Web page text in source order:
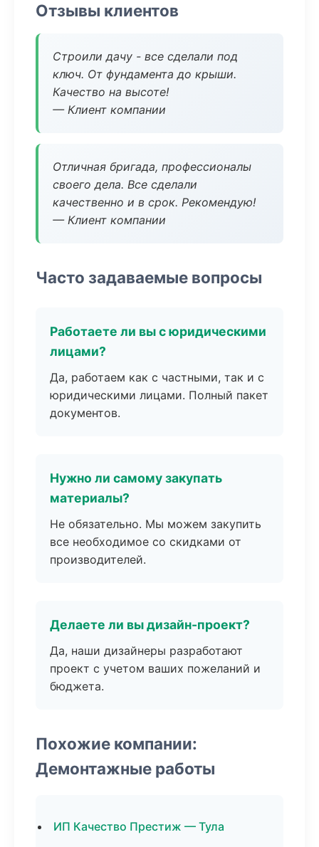
Отзывы клиентов
Строили дачу - все сделали под
ключ. От фундамента до крыши.
Качество на высоте!
— Клиент компании
Отличная бригада, профессионалы
своего дела. Все сделали
качественно и в срок. Рекомендую!
— Клиент компании
Часто задаваемые вопросы
Работаете ли вы с юридическими
лицами?
Да, работаем как с частными, так и с
юридическими лицами. Полный пакет
документов.
Нужно ли самому закупать
материалы?
Не обязательно. Мы можем закупить
все необходимое со скидками от
производителей.
Делаете ли вы дизайн-проект?
Да, наши дизайнеры разработают
проект с учетом ваших пожеланий и
бюджета.
Похожие компании:
Демонтажные работы
ИП Качество Престиж — Тула